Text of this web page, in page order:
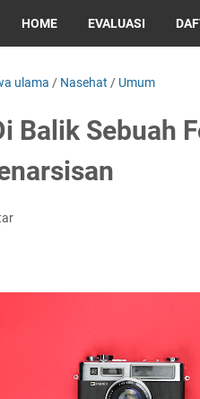
HOME EVALUASI
ulama / Nasehat / Umum
Balik Sebuah